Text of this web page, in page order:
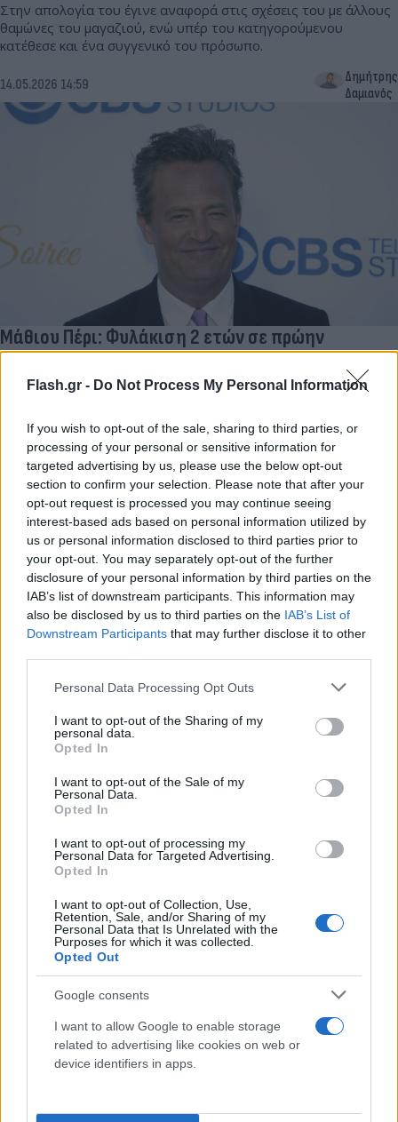
Flash.gr - Do Not Process My Personal Information
If you wish to opt-out of the sale, sharing to third parties, or
processing of your personal or sensitive information for
targeted advertising by us, please use the below opt-out
section to confirm your selection. Please note that after your
opt-out request is processed you may continue seeing
interest-based ads based on personal information utilized by
us or personal information disclosed to third parties prior to
your opt-out. You may separately opt-out of the further
disclosure of your personal information by third parties on the
IAB’s list of downstream participants. This information may
also be disclosed by us to third parties on the IAB’s List of
Downstream Participants that may further disclose it to other
Please note that this website/app uses one or more Google
not limited to your visit or usage behaviour. You may click to
grant or deny consent to Google and its third-party tags to
use your data for below specified purposes in below Google
consent section.
Personal Data Processing Opt Outs
I want to opt-out of the Sharing of my
personal data.
Opted In
I want to opt-out of the Sale of my
Personal Data.
Opted In
I want to opt-out of processing my
Personal Data for Targeted Advertising.
Opted In
I want to opt-out of Collection, Use,
Retention, Sale, and/or Sharing of my
Personal Data that Is Unrelated with the
Purposes for which it was collected.
Opted Out
Google consents
I want to allow Google to enable storage
related to advertising like cookies on web or
device identifiers in apps.
Στην απολογία του έγινε αναφορά στις σχέσεις του με άλλους
θαμώνες του μαγαζιού, ενώ υπέρ του κατηγορούμενου
κατέθεσε και ένα συγγενικό του πρόσωπο.
14.05.2026 14:59
Δημήτρης
Δαμιανός
Μάθιου Πέρι: Φυλάκιση 2 ετών σε πρώην
παραγωγό του Χόλιγουντ για διακίνηση
κεταμίνης στον ηθοποιό
προκαλέσει σοκ στις ΗΠΑ και στους απανταχού θαυμαστές
Συντακτική
Ομάδα
Συναγερμός στα Χανιά: Νεκρός άνδρας σε
εγκαταλελειμμένο κτήριο των δικαστικών
φυλακών
των παλιών δικαστικών φυλακών Χανίων, με τις αρχές να
διερευνούν τις συνθήκες θανάτου.
13.05.2026 19:49
Ομάδα
Flash.gr